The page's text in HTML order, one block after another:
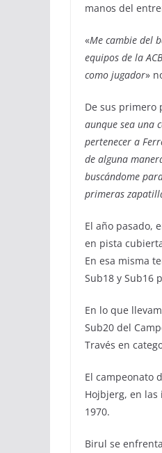
manos del
«Me cambie del
equipos de la
como jugador»
De sus primero
aunque sea una
pertenecer a
de alguna
buscándome
primeras
El año pasado,
en pista
En esa misma
Sub18 y Sub16
En lo que
Sub20 del
Través en
El campeonato
Hojbjerg, en
1970.
Birul se